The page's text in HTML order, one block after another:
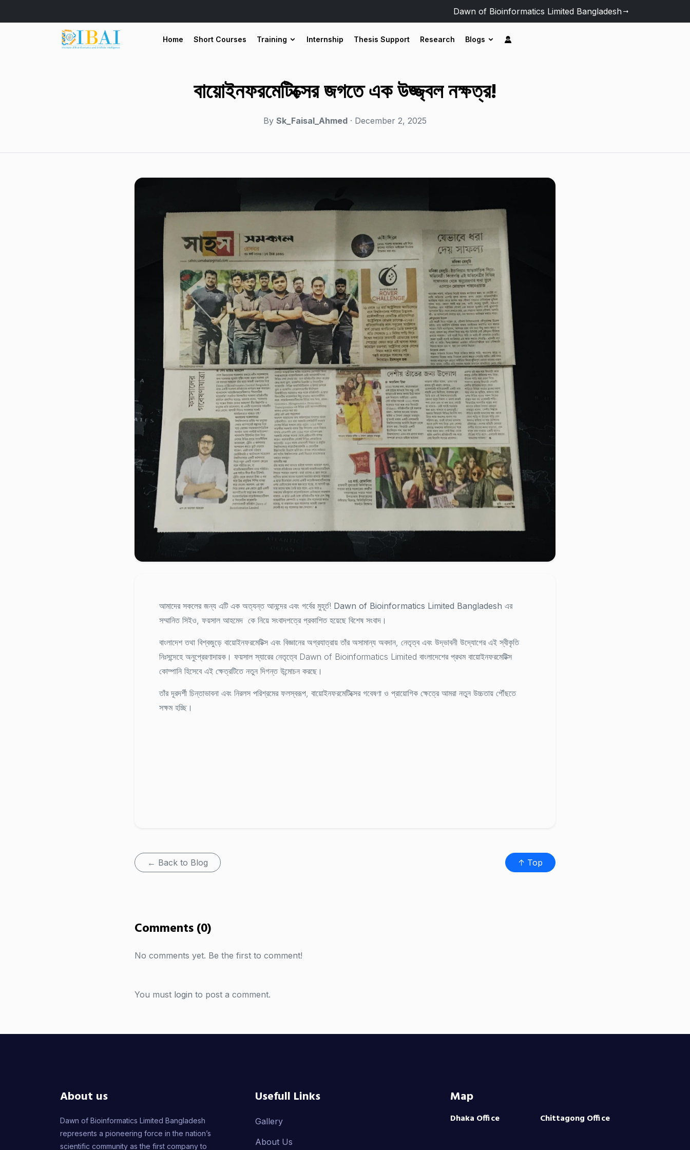
Dawn of Bioinformatics Limited Bangladesh
Home Short Courses Training Internship Thesis Support Research Blogs
বায়োইনফরমেটিক্সের জগতে এক উজ্জ্বল নক্ষত্র!
By Sk_Faisal_Ahmed · December 2, 2025
আমাদের সকলের জন্য এটি এক অত্যন্ত আনন্দের এবং গর্বের মুহূর্ত! Dawn of Bioinformatics Limited Bangladesh এর
সম্মানিত সিইও, ফয়সাল আহমেদ কে নিয়ে সংবাদপত্রে প্রকাশিত হয়েছে বিশেষ সংবাদ।
বাংলাদেশ তথা বিশ্বজুড়ে বায়োইনফরমেটিক্স এবং বিজ্ঞানের অগ্রযাত্রায় তাঁর অসামান্য অবদান, নেতৃত্ব এবং উদ্ভাবনী উদ্যোগের এই স্বীকৃতি
নিঃসন্দেহে অনুপ্রেরণাদায়ক। ফয়সাল স্যারের নেতৃত্বে Dawn of Bioinformatics Limited বাংলাদেশের প্রথম বায়োইনফরমেটিক্স
কোম্পানি হিসেবে এই ক্ষেত্রটিতে নতুন দিগন্ত উন্মোচন করছে।
তাঁর দূরদর্শী চিন্তাভাবনা এবং নিরলস পরিশ্রমের ফলস্বরূপ, বায়োইনফরমেটিক্সের গবেষণা ও প্রায়োগিক ক্ষেত্রে আমরা নতুন উচ্চতায় পৌঁছতে
সক্ষম হচ্ছি।
← Back to Blog ↑ Top
Comments (0)
No comments yet. Be the first to comment!
You must login to post a comment.
About us
Dawn of Bioinformatics Limited Bangladesh
represents a pioneering force in the nation’s
scientific community as the first company to
Usefull Links
Gallery
About Us
Map
Dhaka Office Chittagong Office